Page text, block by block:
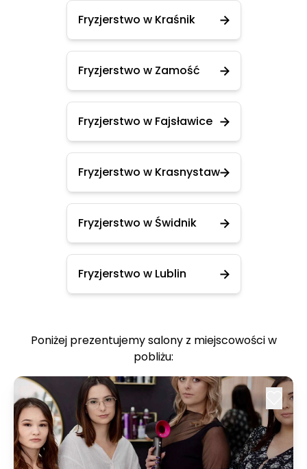
Fryzjerstwo w Kraśnik
Fryzjerstwo w Zamość
Fryzjerstwo w Fajsławice
Fryzjerstwo w Krasnystaw
Fryzjerstwo w Świdnik
Fryzjerstwo w Lublin
Poniżej prezentujemy salony z miejscowości w
pobliżu: